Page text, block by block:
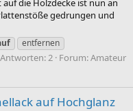
die Holzdecke ist nun an
gedrungen und
entfernen
Antworten: 2 Forum:Amateur
auf Hochglanz